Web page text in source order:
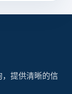
提供清晰的信